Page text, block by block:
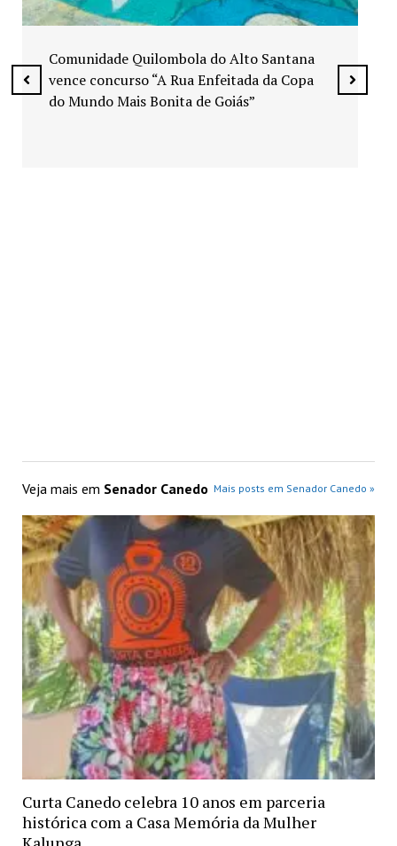
Exposição “Arte em Cores” leva pinturas a
espaços públicos de Senador Canedo
Veja mais em Senador Canedo Mais posts em Senador Canedo »
Curta Canedo celebra 10 anos em parceria
histórica com a Casa Memória da Mulher